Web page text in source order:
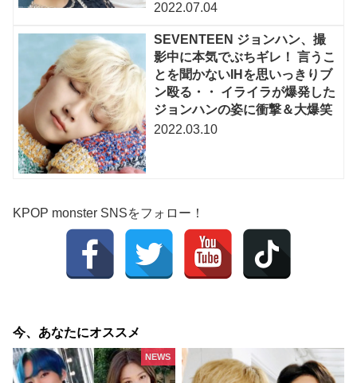
2022.07.04
SEVENTEEN ジョンハン、撮
影中に本気でぶちギレ！ 言うこ
とを聞かないIHを思いっきりブ
ン殴る・・ イライラが爆発した
ジョンハンの姿に衝撃＆大爆笑
2022.03.10
KPOP monster SNSをフォロー！
今、あなたにオススメ
NEWS